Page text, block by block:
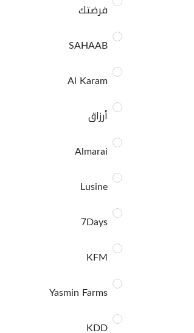
فرضتك
SAHAAB
Al Karam
أرزاق
Almarai
Lusine
7Days
KFM
Yasmin Farms
KDD